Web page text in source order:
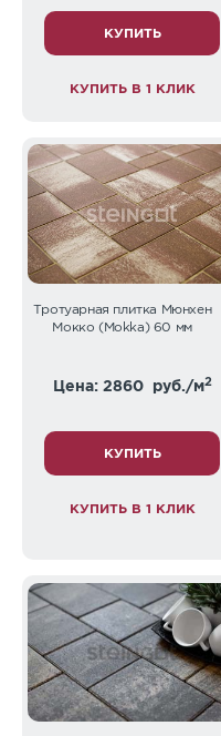
КУПИТЬ
КУПИТЬ В 1 КЛИК
Тротуарная плитка Мюнхен
Мокко (Mokka) 60 мм
Цена: 2860 руб./м2
КУПИТЬ
КУПИТЬ В 1 КЛИК